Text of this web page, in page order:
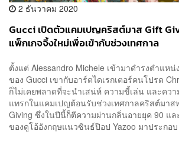
2 ธันวาคม 2020
Gucci เปิดตัวแคมเปญคริสต์มาส Gift
แพ็กเกจจิ้งใหม่เพื่อเข้ากับช่วงเทศกาล
ตั้งแต่ Alessandro Michele เข้ามาดำรงตำแหน่
ของ Gucci เขากับอาร์ตไดเรกเตอร์คนโปรด
ก็ไม่เคยพลาดที่จะนำเสน่ห์ ความขี้เล่น และคว
แทรกในแคมเปญต้อนรับช่วงเทศกาลคริสต์มาส
Giving ซึ่งในปีนี้ก็ตีความผ่านกลิ่นอายยุค 90 แล
ของดูโอ้อังกฤษแนวซินธ์ป๊อป Yazoo มาประกอบ